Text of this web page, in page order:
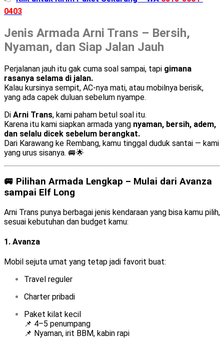
0403
Jenis Armada Arni Trans – Bersih,
Nyaman, dan Siap Jalan Jauh
Perjalanan jauh itu gak cuma soal sampai, tapi gimana
rasanya selama di jalan.
Kalau kursinya sempit, AC-nya mati, atau mobilnya berisik,
yang ada capek duluan sebelum nyampe.
Di Arni Trans, kami paham betul soal itu.
Karena itu kami siapkan armada yang nyaman, bersih, adem,
dan selalu dicek sebelum berangkat.
Dari Karawang ke Rembang, kamu tinggal duduk santai — kami
yang urus sisanya. 🚐🌟
🚐 Pilihan Armada Lengkap – Mulai dari Avanza
sampai Elf Long
Arni Trans punya berbagai jenis kendaraan yang bisa kamu pilih,
sesuai kebutuhan dan budget kamu:
1. Avanza
Mobil sejuta umat yang tetap jadi favorit buat:
Travel reguler
Charter pribadi
Paket kilat kecil
📌 4–5 penumpang
📌 Nyaman, irit BBM, kabin rapi